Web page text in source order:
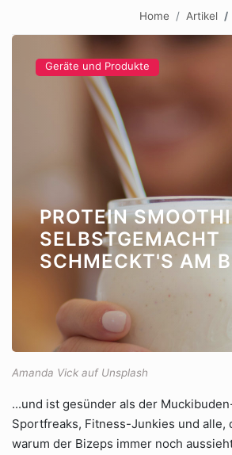
Home Artikel
Geräte und Produkte
PROTEIN
SELBSTGEMACHT
SCHMECKT'S AM
Amanda Vick auf Unsplash
...und ist gesünder als der
Sportfreaks, Fitness-Junkies und alle,
warum der Bizeps immer noch